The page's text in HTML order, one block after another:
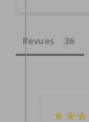
Revues